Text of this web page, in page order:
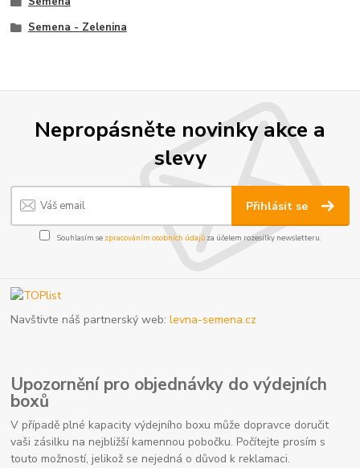
Semena - Zelenina
Nepropásněte novinky akce a
slevy
Přihlásit se
Souhlasím se zpracováním osobních údajůza účelem rozesílky newsletteru.
Navštivte náš partnerský web:levna-semena.cz
Upozornění pro objednávky do výdejních
boxů
V případě plné kapacity výdejního boxu může dopravce doručit
vaši zásilku na nejbližší kamennou pobočku. Počítejte prosím s
touto možností, jelikož se nejedná o důvod k reklamaci.